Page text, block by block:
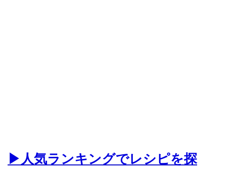
▶人気ランキングでレシピを探